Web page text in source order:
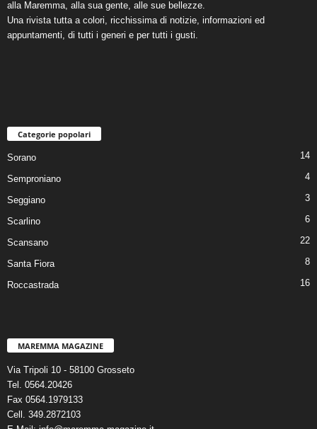
alla Maremma, alla sua gente, alle sue bellezze.
Una rivista tutta a colori, ricchissima di notizie, informazioni ed
appuntamenti, di tutti i generi e per tutti i gusti.
Categorie popolari
Sorano 14
Semproniano 4
Seggiano 3
Scarlino 6
Scansano 22
Santa Fiora 8
Roccastrada 16
MAREMMA MAGAZINE
Via Tripoli 10 - 58100 Grosseto
Tel. 0564.20426
Fax 0564.1979133
Cell. 349.2872103